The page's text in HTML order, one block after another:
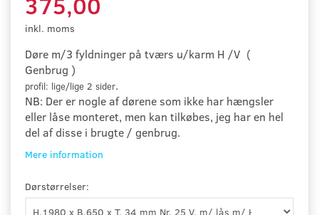
inkl. moms
Døre m/3 fyldninger på tværs u/karm H /V (
Genbrug )
profil: lige/lige 2 sider.
NB: Der er nogle af dørene som ikke har hængsler
eller låse monteret, men kan tilkøbes, jeg har en hel
del af disse i brugte / genbrug.
Mere information
Dørstørrelser: